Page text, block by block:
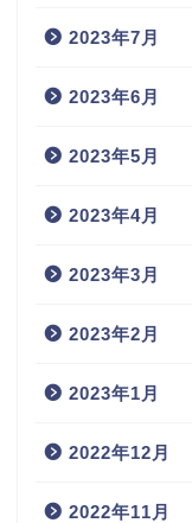
2023年7月
2023年6月
2023年5月
2023年4月
2023年3月
2023年2月
2023年1月
2022年12月
2022年11月